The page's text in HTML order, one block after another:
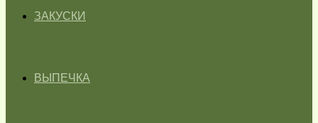
ЗАКУСКИ
ВЫПЕЧКА